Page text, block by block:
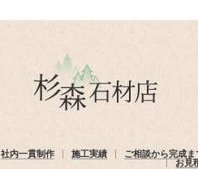
社内一貫制作 施工実績
ご相談から完成ま
お見